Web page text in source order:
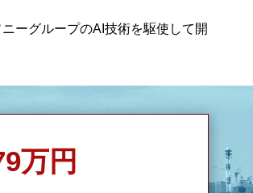
ーグループのAI技術を駆使して開
万円